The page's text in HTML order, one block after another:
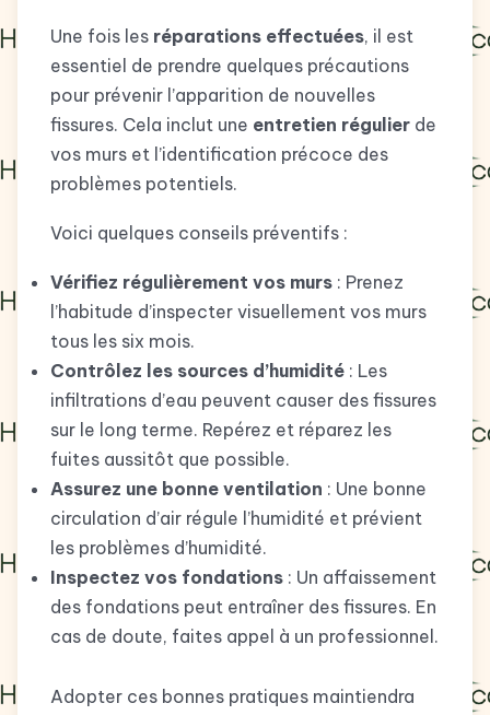
Une fois les réparations effectuées, il est
essentiel de prendre quelques précautions
pour prévenir l’apparition de nouvelles
fissures. Cela inclut une entretien régulier de
vos murs et l’identification précoce des
problèmes potentiels.
Voici quelques conseils préventifs :
Vérifiez régulièrement vos murs : Prenez
l’habitude d’inspecter visuellement vos murs
tous les six mois.
Contrôlez les sources d’humidité : Les
infiltrations d’eau peuvent causer des fissures
sur le long terme. Repérez et réparez les
fuites aussitôt que possible.
Assurez une bonne ventilation : Une bonne
circulation d’air régule l’humidité et prévient
les problèmes d’humidité.
Inspectez vos fondations : Un affaissement
des fondations peut entraîner des fissures. En
cas de doute, faites appel à un professionnel.
Adopter ces bonnes pratiques maintiendra